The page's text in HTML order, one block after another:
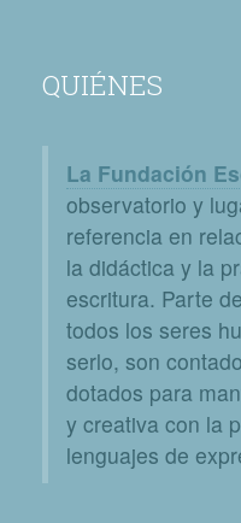
QUIÉNES
La Fundación
observatorio y
referencia en
la didáctica y la
escritura. Parte
todos los seres
serlo, son
dotados para
y creativa con la
lenguajes de